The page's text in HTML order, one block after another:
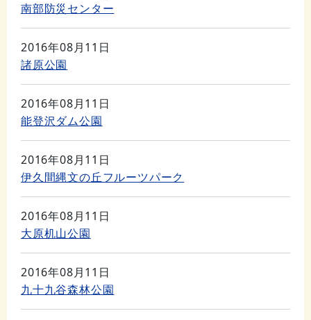
南部防災センター
2016年08月11日
諸原公園
2016年08月11日
能登沢ダム公園
2016年08月11日
伊久間縄文の丘フルーツパーク
2016年08月11日
大原机山公園
2016年08月11日
九十九谷森林公園